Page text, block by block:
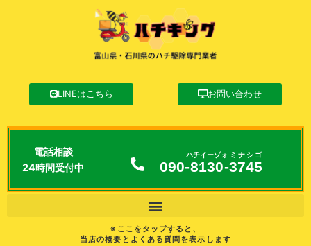
LINEはこちら お問い合わせ
電話相談
24時間受付中
090-8130
ハチイーゾォ
-3745
ミナシゴ
※ここをタップすると、
当店の概要とよくある質問を表示します